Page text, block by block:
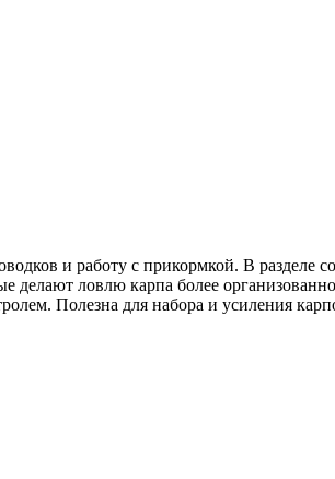
и работу с прикормкой. В
ловлю карпа более
Полезна для набора и усиления